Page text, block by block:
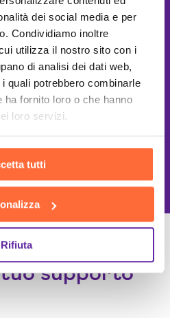
dei social media e per
Condividiamo inoltre
utilizza il nostro sito con i
di analisi dei dati web,
quali potrebbero combinarle
fornito loro o che hanno
loro servizi.
tutti
Rifiuta
of Service
di specialisti
supporto